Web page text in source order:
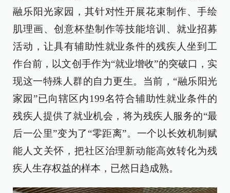
融乐阳光家园，其针对性开展花束制作、手绘
肌理画、创意杯垫制作等技能培训、就业招募
活动，让具有辅助性就业条件的残疾人坐到工
作台前，以文创手作为“就业增收”的突破口，实
现这一特殊人群的自力更生。当前，“融乐阳光
家园”已向辖区内199名符合辅助性就业条件的
残疾人提供了就业机会，将为残疾人服务的“最
后一公里”变为了“零距离”。一个以长效机制赋
能人文关怀，把社区治理新动能高效转化为残
疾人生存权益的样本，已然日趋成熟。